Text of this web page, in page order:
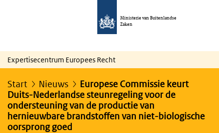
Ministerie van Buitenlandse
Zaken
Expertisecentrum Europees Recht
Start Nieuws
Europese Commissie keurt
Duits-Nederlandse steunregeling voor de
ondersteuning van de productie van
hernieuwbare brandstoffen van niet-biologische
oorsprong goed